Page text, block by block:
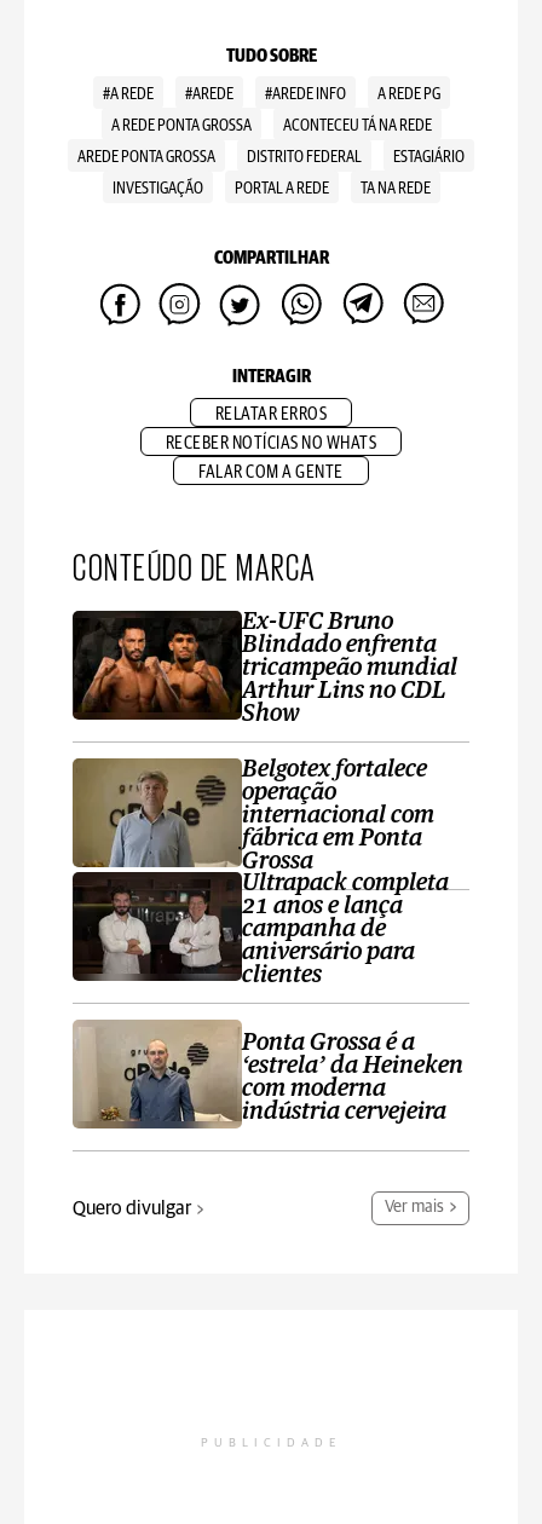
TUDO SOBRE
#A REDE #AREDE #AREDE INFO
A REDE PG
A REDE PONTA GROSSA
ACONTECEU TÁ NA REDE
AREDE PONTA GROSSA
DISTRITO FEDERAL
ESTAGIÁRIO
INVESTIGAÇÃO
PORTAL A REDE TA NA REDE
COMPARTILHAR
INTERAGIR
RELATAR ERROS
RECEBER NOTÍCIAS NO WHATS
FALAR COM A GENTE
CONTEÚDO DE MARCA
Ex-UFC Bruno
Blindado enfrenta
tricampeão mundial
Arthur Lins no CDL
Show
Belgotex fortalece
operação
internacional com
fábrica em Ponta
Grossa
Ultrapack completa
21 anos e lança
campanha de
aniversário para
clientes
Ponta Grossa é a
‘estrela’ da Heineken
com moderna
indústria cervejeira
Quero divulgar Ver mais
PUBLICIDADE